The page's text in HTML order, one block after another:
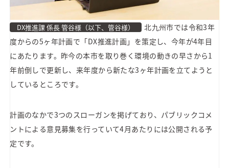
DX推進課 係長 管谷様（以下、管谷様）
北九州市では令和3年
度からの5ヶ年計画で「DX推進計画」を策定し、今年が4年目
にあたります。昨今の本市を取り巻く環境の動きの早さから1
年前倒しで更新し、来年度から新たな3ヶ年計画を立てようと
しているところです。
計画のなかで3つのスローガンを掲げており、パブリックコメ
ントによる意見募集を行っていて4月あたりには公開される予
定です。